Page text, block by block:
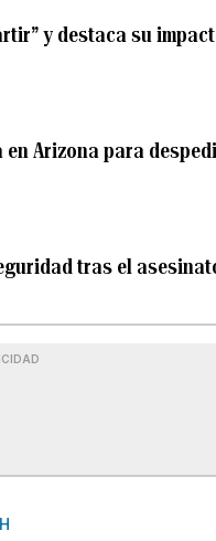
y destaca su
Arizona para
tras el